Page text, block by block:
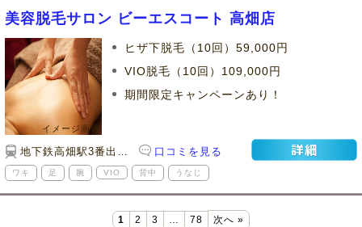
美容脱毛サロン ビーエスコート 高畑店
ヒザ下脱毛（10回）59,000円
VIO脱毛（10回）109,000円
期間限定キャンペーンあり！
地下鉄高畑駅3番出口より徒歩3分 口コミを見る
ワキ 足 腕 VIO 背中 うなじ
1 2 3 … 78 次へ »